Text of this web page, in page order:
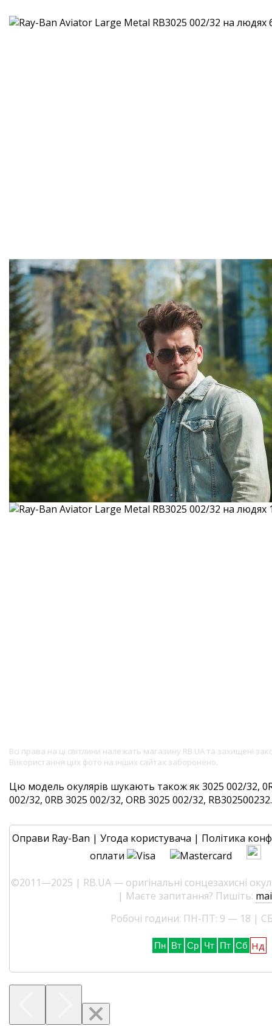
Всі права на ці світлини належать магазину RB.UA та захищені
Використання цих фото на інших сайтах заборонено.
Цю модель окулярів шукають також як 3025 002/32,
002/32, 0RB 3025 002/32, ORB 3025 002/32,
Оправи Ray-Ban | Угода користувача | Політика
оплати
©2011—2025 | RB.UA — оригінальні сонцезахисні
| Маєте запитання? Пишіть:
Робочі години: ПН-ПТ: 9 — 18 |
Пн Вт Ср Чт Пт Сб Нд